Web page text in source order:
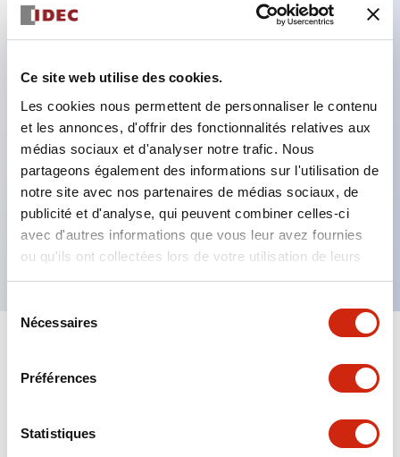
Ce site web utilise des cookies.
Les cookies nous permettent de personnaliser le contenu
et les annonces, d'offrir des fonctionnalités relatives aux
médias sociaux et d'analyser notre trafic. Nous
partageons également des informations sur l'utilisation de
notre site avec nos partenaires de médias sociaux, de
publicité et d'analyse, qui peuvent combiner celles-ci
avec d'autres informations que vous leur avez fournies
ou qu'ils ont collectées lors de votre utilisation de leurs
services.
Nécessaires
Préférences
Statistiques
Caractéristiques clés
Contacts plaqués or série RY standard
Fiches à lame enfichables ou bornes PCB
Options comprenant voyant, bouton de contrôle et
support de montage supérieur
Options de montage incluant montage supérieur,
socle DIN, socle PCB ou socle de montage sur
panneau